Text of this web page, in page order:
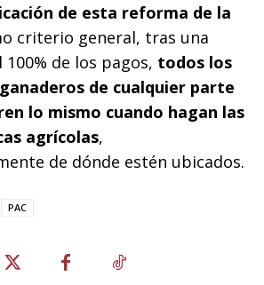
de esta reforma de la
criterio general, tras una
de los pagos, todos los
de cualquier parte
lo mismo cuando hagan las
agrícolas,
de dónde estén ubicados.
PAC